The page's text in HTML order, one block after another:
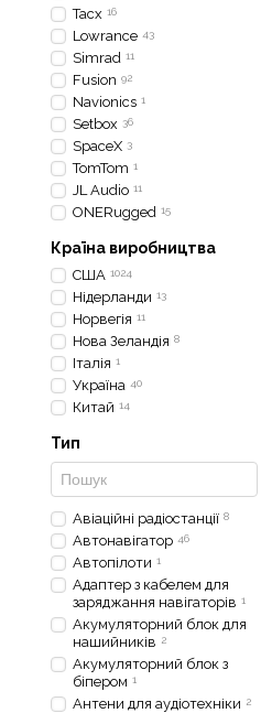
Tacx 16
Lowrance 43
Simrad 11
Fusion 92
Navionics 1
Setbox 36
SpaceX 3
TomTom 1
JL Audio 11
ONERugged 15
Країна виробництва
США 1024
Нідерланди 13
Норвегія 11
Нова Зеландія 8
Італія 1
Україна 40
Китай 14
Тип
Авіаційні радіостанції 8
Автонавігатор 46
Автопілоти 1
Адаптер з кабелем для
заряджання навігаторів 1
Акумуляторний блок для
нашийників 2
Акумуляторний блок з
біпером 1
Антени для аудіотехніки 2